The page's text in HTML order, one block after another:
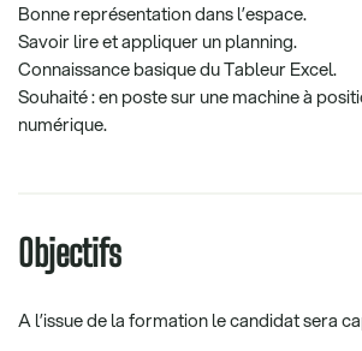
Bonne représentation dans l’espace.
Savoir lire et appliquer un planning.
Connaissance basique du Tableur Excel.
Souhaité : en poste sur une machine à
numérique.
Objectifs
A l’issue de la formation le candidat sera